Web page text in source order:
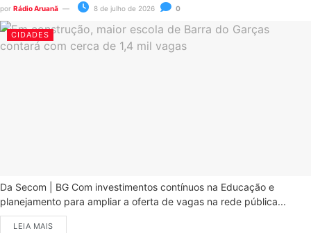
por Rádio Aruanã 8 de julho de 2026 0
CIDADES
Da Secom | BG Com investimentos contínuos na Educação e
planejamento para ampliar a oferta de vagas na rede pública...
LEIA MAIS